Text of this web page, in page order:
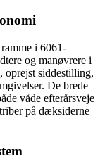
i 6061-
og manøvrere i
oprejst siddestilling,
De brede
våde efterårsveje
på dæksiderne